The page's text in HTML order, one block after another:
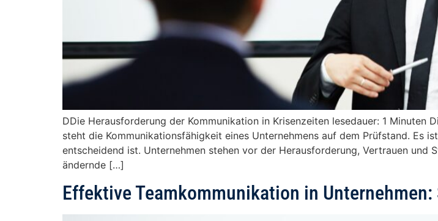
DDie Herausforderung der Kommunikation in Krisenzeiten lesedauer: 1 Minuten
steht die Kommunikationsfähigkeit eines Unternehmens auf dem Prüfstand. Es
entscheidend ist. Unternehmen stehen vor der Herausforderung, Vertrauen
ändernde […]
Effektive Teamkommunikation in